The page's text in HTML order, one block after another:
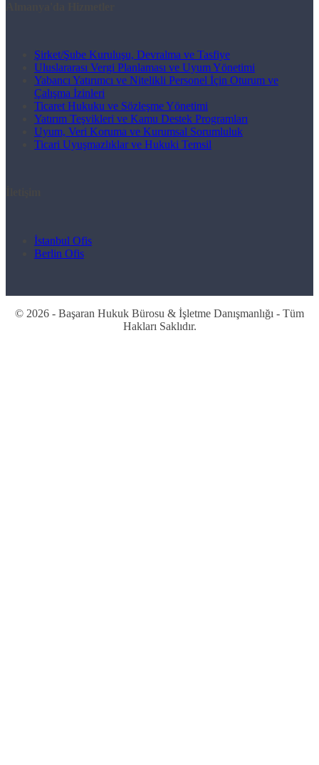
Şirket/Şube Kuruluşu, Devralma ve Tasfiye
Uluslararası Vergi Planlaması ve Uyum Yönetimi
Yabancı Yatırımcı ve Nitelikli Personel İçin Oturum ve
Çalışma İzinleri
Ticaret Hukuku ve Sözleşme Yönetimi
Yatırım Teşvikleri ve Kamu Destek Programları
Uyum, Veri Koruma ve Kurumsal Sorumluluk
Ticari Uyuşmazlıklar ve Hukuki Temsil
İstanbul Ofis
Berlin Ofis
© 2026 - Başaran Hukuk Bürosu & İşletme Danışmanlığı - Tüm
Hakları Saklıdır.